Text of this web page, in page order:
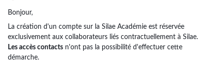
Bonjour,
La création d'un compte sur la Silae Académie est réservée
exclusivement aux collaborateurs liés contractuellement à Silae.
Les accès contacts n'ont pas la possibilité d'effectuer cette
démarche.